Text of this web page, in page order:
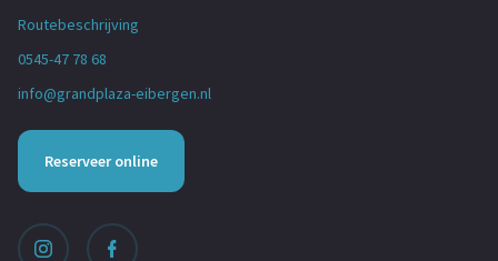
Routebeschrijving
0545-47 78 68
info@grandplaza-eibergen.nl
Reserveer online